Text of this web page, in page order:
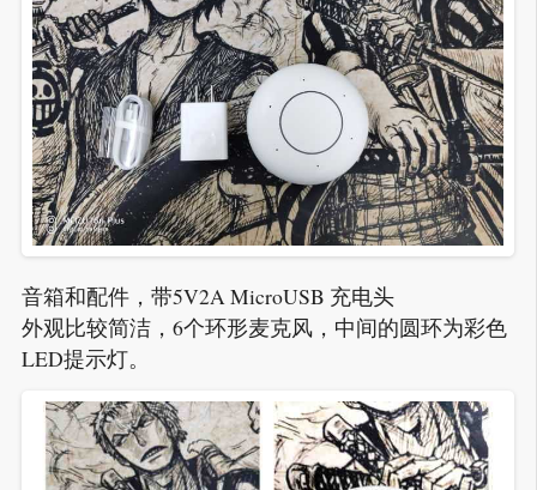
音箱和配件，带5V2A MicroUSB 充电头
外观比较简洁，6个环形麦克风，中间的圆环为彩色
LED提示灯。